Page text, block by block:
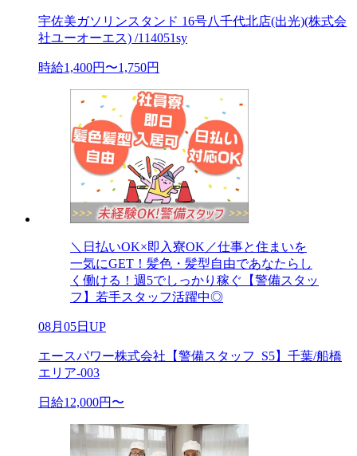
宇佐美ガソリンスタンド 16号八千代北店(出光)(株式会
社ユーオーエス) /114051sy
時給1,400円〜1,750円
＼日払いOK×即入寮OK／仕事と住まいを
一気にGET！髪色・髪型自由であなたらし
く働ける！週5でしっかり稼ぐ【警備スタッ
フ】若手スタッフ活躍中◎
08月05日UP
エースパワー株式会社【警備スタッフ_S5】千葉/船橋
エリア-003
日給12,000円〜